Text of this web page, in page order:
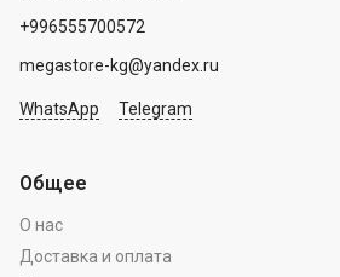
+996555700572
megastore-kg@yandex.ru
WhatsApp Telegram
Общее
О нас
Доставка и оплата